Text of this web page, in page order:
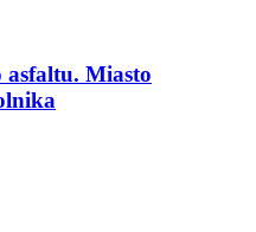
asfaltu. Miasto